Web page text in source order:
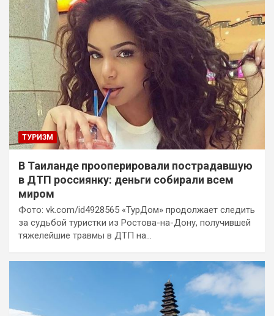
ТУРИЗМ
В Таиланде прооперировали пострадавшую
в ДТП россиянку: деньги собирали всем
миром
Фото: vk.com/id4928565 «ТурДом» продолжает следить
за судьбой туристки из Ростова-на-Дону, получившей
тяжелейшие травмы в ДТП на…